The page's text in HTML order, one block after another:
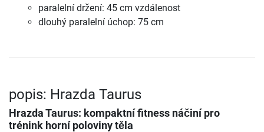
paralelní držení: 45 cm vzdálenost
dlouhý paralelní úchop: 75 cm
popis: Hrazda Taurus
Hrazda Taurus: kompaktní fitness náčiní pro
trénink horní poloviny těla